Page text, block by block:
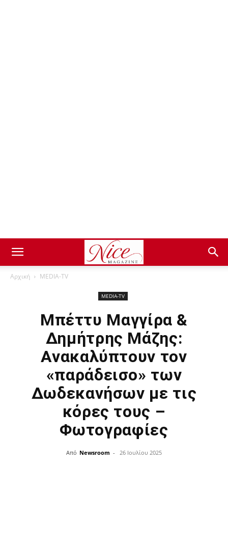
Αρχική ΜEDIA-TV
ΜEDIA-TV
Μπέττυ Μαγγίρα &
Δημήτρης Μάζης:
Ανακαλύπτουν τον
«παράδεισο» των
Δωδεκανήσων με τις
κόρες τους –
Φωτογραφίες
Από Newsroom - 26 Ιουλίου 2025